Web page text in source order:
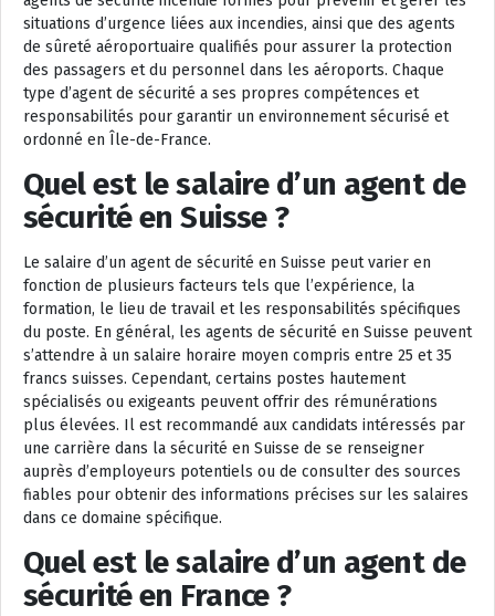
situations d’urgence liées aux incendies, ainsi que des agents
de sûreté aéroportuaire qualifiés pour assurer la protection
des passagers et du personnel dans les aéroports. Chaque
type d’agent de sécurité a ses propres compétences et
responsabilités pour garantir un environnement sécurisé et
ordonné en Île-de-France.
Quel est le salaire d’un agent de
sécurité en Suisse ?
Le salaire d’un agent de sécurité en Suisse peut varier en
fonction de plusieurs facteurs tels que l’expérience, la
formation, le lieu de travail et les responsabilités spécifiques
du poste. En général, les agents de sécurité en Suisse peuvent
s’attendre à un salaire horaire moyen compris entre 25 et 35
francs suisses. Cependant, certains postes hautement
spécialisés ou exigeants peuvent offrir des rémunérations
plus élevées. Il est recommandé aux candidats intéressés par
une carrière dans la sécurité en Suisse de se renseigner
auprès d’employeurs potentiels ou de consulter des sources
fiables pour obtenir des informations précises sur les salaires
dans ce domaine spécifique.
Quel est le salaire d’un agent de
sécurité en France ?